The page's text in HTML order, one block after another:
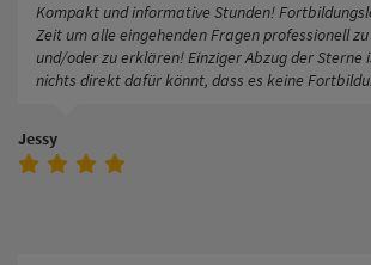
Kompakt und informative Stunden!
Zeit um alle eingehenden Fragen professionell
und/oder zu erklären! Einziger Abzug der Sterne
nichts direkt dafür könnt, dass es keine
Jessy